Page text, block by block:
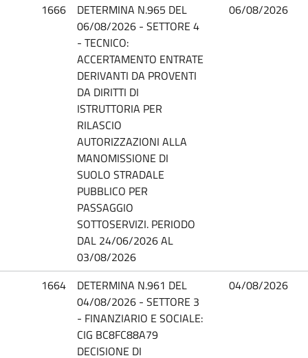
1666
DETERMINA N.965 DEL
06/08/2026 - SETTORE 4
- TECNICO:
ACCERTAMENTO ENTRATE
DERIVANTI DA PROVENTI
DA DIRITTI DI
ISTRUTTORIA PER
RILASCIO
AUTORIZZAZIONI ALLA
MANOMISSIONE DI
SUOLO STRADALE
PUBBLICO PER
PASSAGGIO
SOTTOSERVIZI. PERIODO
DAL 24/06/2026 AL
03/08/2026
06/08/2026
1664
DETERMINA N.961 DEL
04/08/2026 - SETTORE 3
- FINANZIARIO E SOCIALE:
CIG BC8FC88A79
DECISIONE DI
04/08/2026